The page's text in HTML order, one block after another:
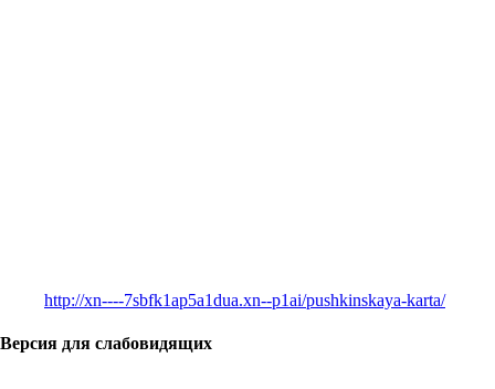
http://xn----7sbfk1ap5a1dua.xn--p1ai/pushkinskaya-karta/
Версия для слабовидящих